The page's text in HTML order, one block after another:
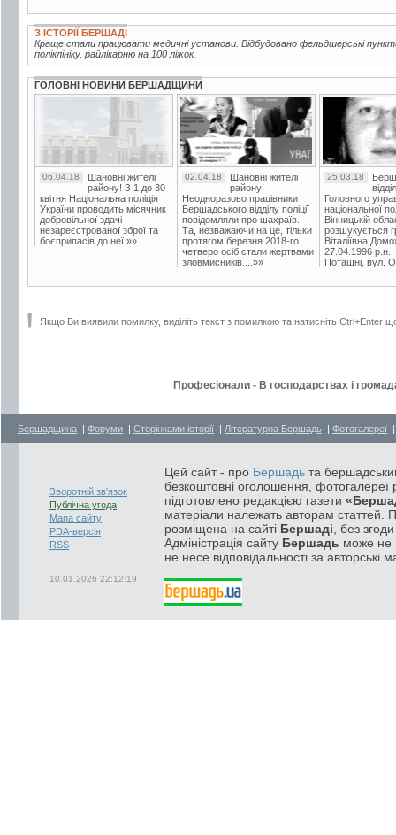
З ІСТОРІЇ БЕРШАДІ
Краще стали працювати медичні установи. Відбудовано фельдшерські
поліклініку, райлікарню на 100 ліжок.
ГОЛОВНІ НОВИНИ БЕРШАДЩИНИ
06.04.18
Шановні жителі
району! З 1 до 30
квітня Національна поліція
України проводить місячник
добровільної здачі
незареєстрованої зброї та
боєприпасів до неї.»»
02.04.18
Шановні жителі
району!
Неодноразово працівники
Бершадського відділу поліції
повідомляли про шахраїв.
Та, незважаючи на це, тільки
протягом березня 2018-го
четверо осіб стали жертвами
зловмисників....»»
25.03.18
Головного
національної
Вінницькій
розшукується
Віталіївна
27.04.1996 р.н.,
Поташні, вул.
Якщо Ви виявили помилку, виділіть текст з помилкою та натисніть Ctrl+Enter
Професіонали - В господарствах і
Бершадщина | Форуми | Сторінками історії | Літературна Бершадь | Фотогалереї
Зворотній зв'язок
Публічна угода
Мапа сайту
PDA-версія
RSS
10.01.2026 22:12:19
Цей сайт - про Бершадь та
безкоштовні оголошення, фотогалереї
підготовлено редакцією газети
матеріали належать авторам статтей.
розміщена на сайті Бершаді , без
Адміністрація сайту Бершадь може не
не несе відповідальності за авторські